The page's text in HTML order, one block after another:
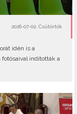
2026-07-02, Csütörtök
idén is a
indították a